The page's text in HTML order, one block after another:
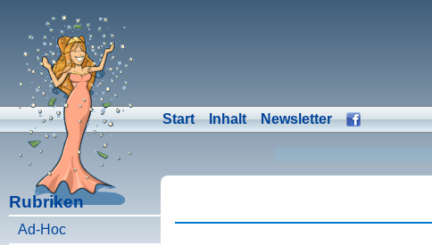
Start Inhalt Newsletter
Rubriken
Ad-Hoc